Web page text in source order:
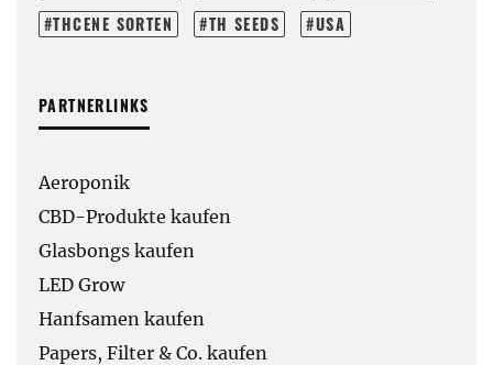
THCENE SORTEN
TH SEEDS USA
PARTNERLINKS
Aeroponik
CBD-Produkte kaufen
Glasbongs kaufen
LED Grow
Hanfsamen kaufen
Papers, Filter & Co. kaufen